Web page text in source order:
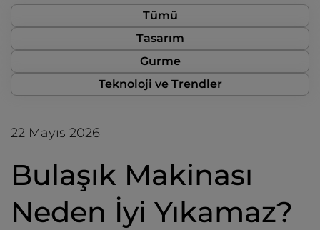
Tümü
Tasarım
Gurme
Teknoloji ve Trendler
22 Mayıs 2026
Bulaşık Makinası
Neden İyi Yıkamaz?